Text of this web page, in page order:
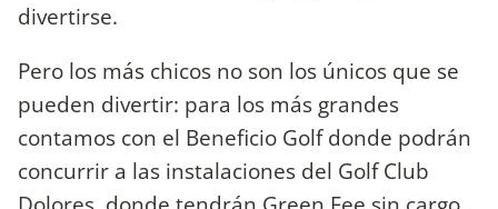
divertirse.
Pero los más chicos no son los únicos que se
pueden divertir: para los más grandes
contamos con el Beneficio Golf donde podrán
concurrir a las instalaciones del Golf Club